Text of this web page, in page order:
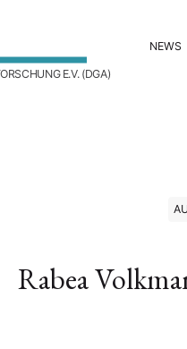
E.V. (DGA)
NEWS
Rabea